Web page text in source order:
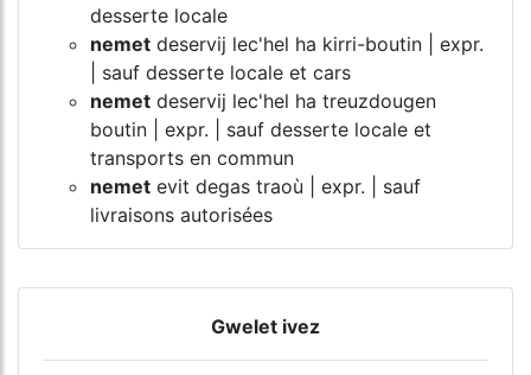
desserte locale
nemet deservij lec'hel ha kirri-boutin | expr.
| sauf desserte locale et cars
nemet deservij lec'hel ha treuzdougen
boutin | expr. | sauf desserte locale et
transports en commun
nemet evit degas traoù | expr. | sauf
livraisons autorisées
Gwelet ivez